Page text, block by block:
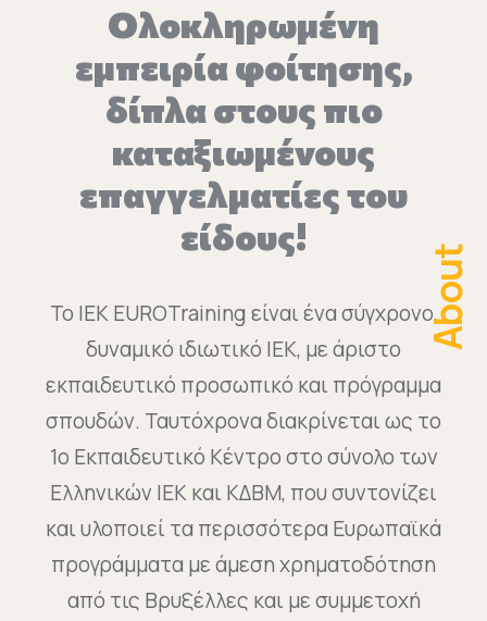
Oλοκληρωμένη
εμπειρία φοίτησης,
δίπλα στους πιο
καταξιωμένους
επαγγελματίες του
είδους!
Το ΙΕΚ EUROTraining είναι ένα σύγχρονο,
δυναμικό ιδιωτικό ΙΕΚ, με άριστο
εκπαιδευτικό προσωπικό και πρόγραμμα
σπουδών. Ταυτόχρονα διακρίνεται ως το
1ο Εκπαιδευτικό Κέντρο στο σύνολο των
Ελληνικών ΙΕΚ και ΚΔΒΜ, που συντονίζει
και υλοποιεί τα περισσότερα Ευρωπαϊκά
προγράμματα με άμεση χρηματοδότηση
από τις Βρυξέλλες και με συμμετοχή
About